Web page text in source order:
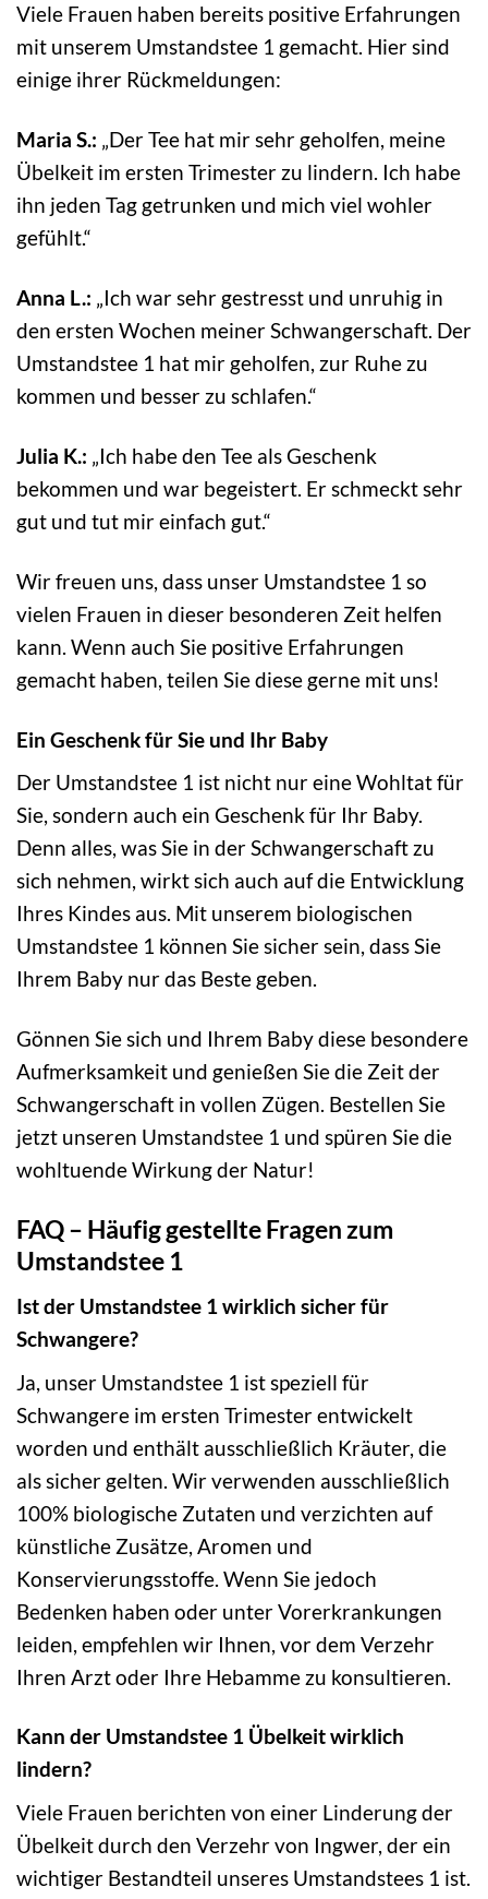
Viele Frauen haben bereits positive Erfahrungen
mit unserem Umstandstee 1 gemacht. Hier sind
einige ihrer Rückmeldungen:
Maria S.: „Der Tee hat mir sehr geholfen, meine
Übelkeit im ersten Trimester zu lindern. Ich habe
ihn jeden Tag getrunken und mich viel wohler
gefühlt.“
Anna L.: „Ich war sehr gestresst und unruhig in
den ersten Wochen meiner Schwangerschaft. Der
Umstandstee 1 hat mir geholfen, zur Ruhe zu
kommen und besser zu schlafen.“
Julia K.: „Ich habe den Tee als Geschenk
bekommen und war begeistert. Er schmeckt sehr
gut und tut mir einfach gut.“
Wir freuen uns, dass unser Umstandstee 1 so
vielen Frauen in dieser besonderen Zeit helfen
kann. Wenn auch Sie positive Erfahrungen
gemacht haben, teilen Sie diese gerne mit uns!
Ein Geschenk für Sie und Ihr Baby
Der Umstandstee 1 ist nicht nur eine Wohltat für
Sie, sondern auch ein Geschenk für Ihr Baby.
Denn alles, was Sie in der Schwangerschaft zu
sich nehmen, wirkt sich auch auf die Entwicklung
Ihres Kindes aus. Mit unserem biologischen
Umstandstee 1 können Sie sicher sein, dass Sie
Ihrem Baby nur das Beste geben.
Gönnen Sie sich und Ihrem Baby diese besondere
Aufmerksamkeit und genießen Sie die Zeit der
Schwangerschaft in vollen Zügen. Bestellen Sie
jetzt unseren Umstandstee 1 und spüren Sie die
wohltuende Wirkung der Natur!
FAQ – Häufig gestellte Fragen zum
Umstandstee 1
Ist der Umstandstee 1 wirklich sicher für
Schwangere?
Ja, unser Umstandstee 1 ist speziell für
Schwangere im ersten Trimester entwickelt
worden und enthält ausschließlich Kräuter, die
als sicher gelten. Wir verwenden ausschließlich
100% biologische Zutaten und verzichten auf
künstliche Zusätze, Aromen und
Konservierungsstoffe. Wenn Sie jedoch
Bedenken haben oder unter Vorerkrankungen
leiden, empfehlen wir Ihnen, vor dem Verzehr
Ihren Arzt oder Ihre Hebamme zu konsultieren.
Kann der Umstandstee 1 Übelkeit wirklich
lindern?
Viele Frauen berichten von einer Linderung der
Übelkeit durch den Verzehr von Ingwer, der ein
wichtiger Bestandteil unseres Umstandstees 1 ist.